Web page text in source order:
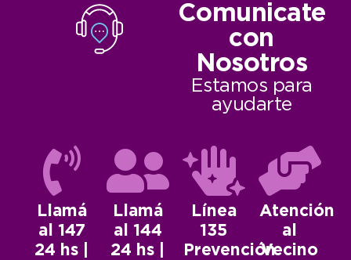
Comunicate
con
Nosotros
Estamos para
ayudarte
Llamá
al 147
24 hs |
Llamá
al 144
24 hs |
Línea
135
Prevención
Atención
al
Vecino